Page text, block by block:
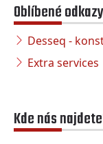
Oblíbené odkazy
Desseq -
Extra services
Kde nás